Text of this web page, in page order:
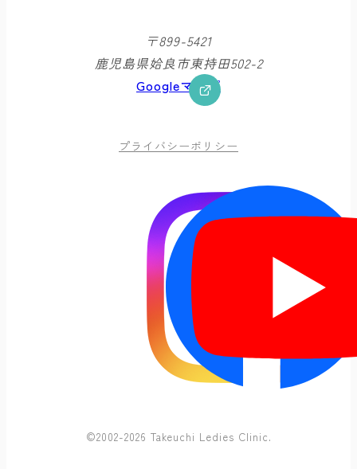
〒899-5421
鹿児島県姶良市東持田502-2
Googleマップ
プライバシーポリシー
©2002-2026 Takeuchi Ledies Clinic.